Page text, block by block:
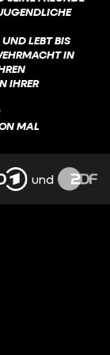
LEUTE
DEM KRIEG
SICH
#FUNK
LEBT BIS
IN
K
UND V
IM WALD. D
DIE S
IM WALD Z
#GESCHICHTE #
MAL
und